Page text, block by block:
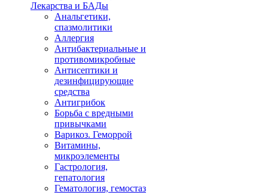
Лекарства и БАДы
Анальгетики,
спазмолитики
Аллергия
Антибактериальные и
противомикробные
Антисептики и
дезинфицирующие
средства
Антигрибок
Борьба с вредными
привычками
Варикоз. Геморрой
Витамины,
микроэлементы
Гастрология,
гепатология
Гематология, гемостаз